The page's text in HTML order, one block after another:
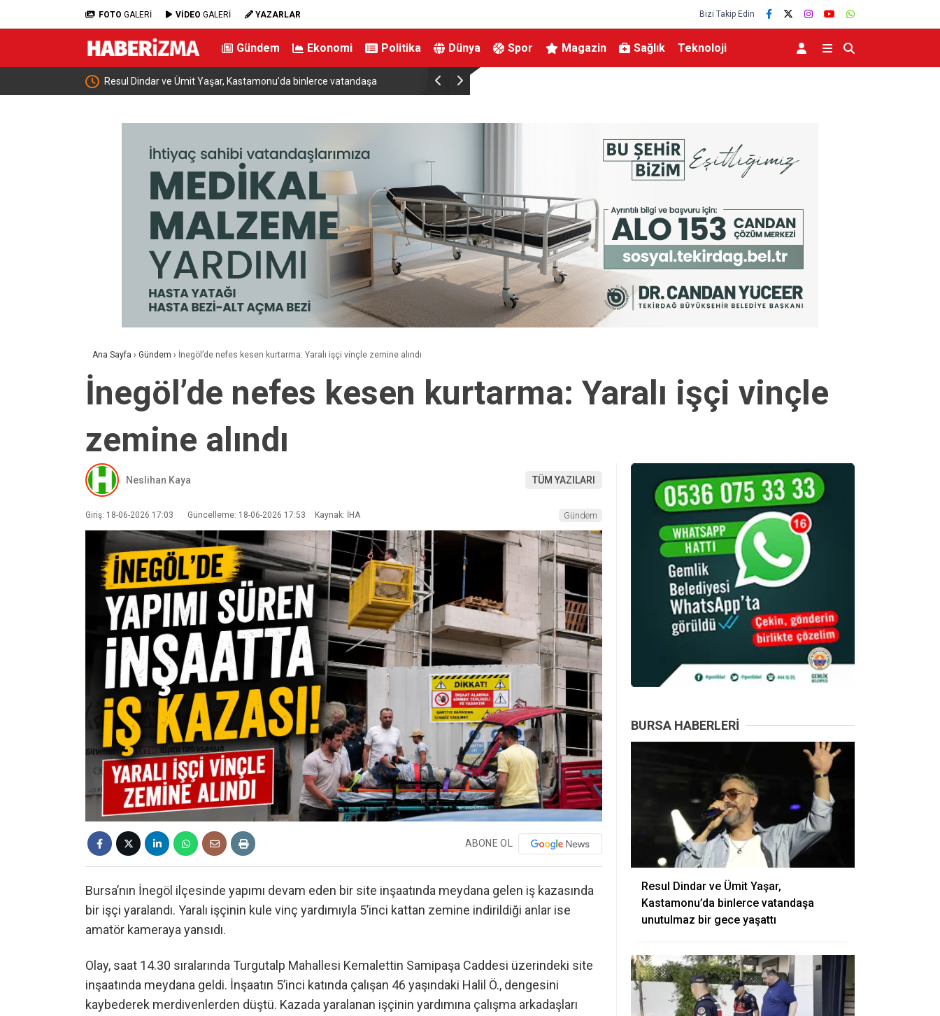
FOTO GALERİ VİDEO GALERİ YAZARLAR Bizi Takip Edin
Gündem Ekonomi Politika Dünya Spor Magazin Sağlık Teknoloji
Menderes Belediye Başkanı İlkay Çiçek tutuklandı Bursa’da tarlalık alanı ateşe veren şüpheli yakalandı
Ana Sayfa › Gündem › İnegöl’de nefes kesen kurtarma: Yaralı işçi vinçle zemine alındı
İnegöl’de nefes kesen kurtarma: Yaralı işçi vinçle
zemine alındı
Neslihan Kaya TÜM YAZILARI
Giriş: 18-06-2026 17:03 Güncelleme: 18-06-2026 17:53 Kaynak: İHA Gündem
ABONE OL
Bursa’nın İnegöl ilçesinde yapımı devam eden bir site inşaatında meydana gelen iş kazasında
bir işçi yaralandı. Yaralı işçinin kule vinç yardımıyla 5’inci kattan zemine indirildiği anlar ise
amatör kameraya yansıdı.
Olay, saat 14.30 sıralarında Turgutalp Mahallesi Kemalettin Samipaşa Caddesi üzerindeki site
inşaatında meydana geldi. İnşaatın 5’inci katında çalışan 46 yaşındaki Halil Ö., dengesini
kaybederek merdivenlerden düştü. Kazada yaralanan işçinin yardımına çalışma arkadaşları
BURSA HABERLERI
Resul Dindar ve Ümit Yaşar,
Kastamonu’da binlerce vatandaşa
unutulmaz bir gece yaşattı